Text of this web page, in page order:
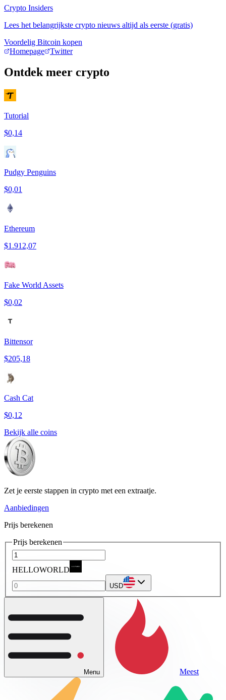
Crypto Insiders
Lees het belangrijkste crypto nieuws altijd als eerste (gratis)
Voordelig Bitcoin kopen
Homepage
Twitter
Ontdek meer crypto
Tutorial
$0,14
Pudgy Penguins
$0,01
Ethereum
$1.912,07
Fake World Assets
$0,02
Bittensor
$205,18
Cash Cat
$0,12
Bekijk alle coins
Zet je eerste stappen in crypto met een extraatje.
Aanbiedingen
Prijs berekenen
Prijs berekenen
HELLOWORLD
USD
Menu Meest